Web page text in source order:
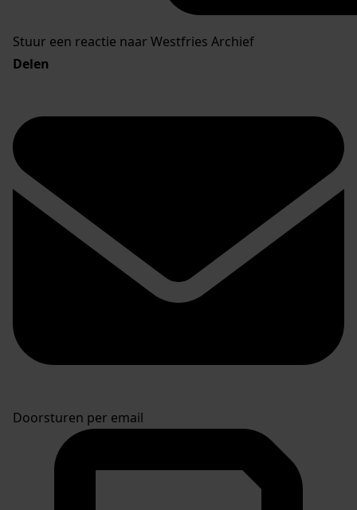
Stuur een reactie naar Westfries Archief
Delen
Doorsturen per email